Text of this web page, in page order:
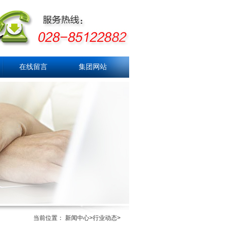
在线留言 集团网站
当前位置： 新闻中心>行业动态>